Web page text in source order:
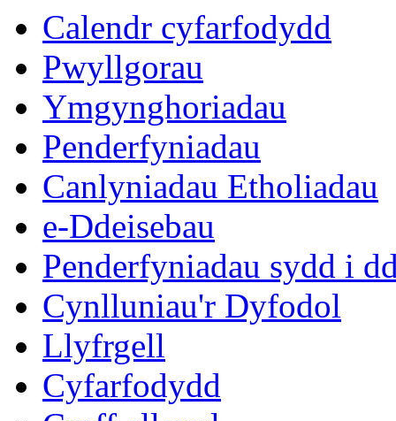
Calendr cyfarfodydd
Pwyllgorau
Ymgynghoriadau
Penderfyniadau
Canlyniadau Etholiadau
e-Ddeisebau
Penderfyniadau sydd i
Cynlluniau'r Dyfodol
Llyfrgell
Cyfarfodydd